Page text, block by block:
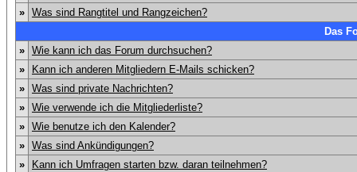
» Was sind Rangtitel und Rangzeichen?
Das
» Wie kann ich das Forum durchsuchen?
»
Kann ich anderen Mitgliedern E-Mails schicken?
» Was sind private Nachrichten?
» Wie verwende ich die Mitgliederliste?
» Wie benutze ich den Kalender?
» Was sind Ankündigungen?
»
Kann ich Umfragen starten bzw. daran teilnehmen?